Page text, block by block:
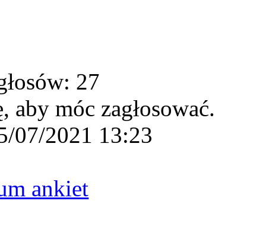
27
aby móc zagłosować.
07/2021 13:23
ankiet